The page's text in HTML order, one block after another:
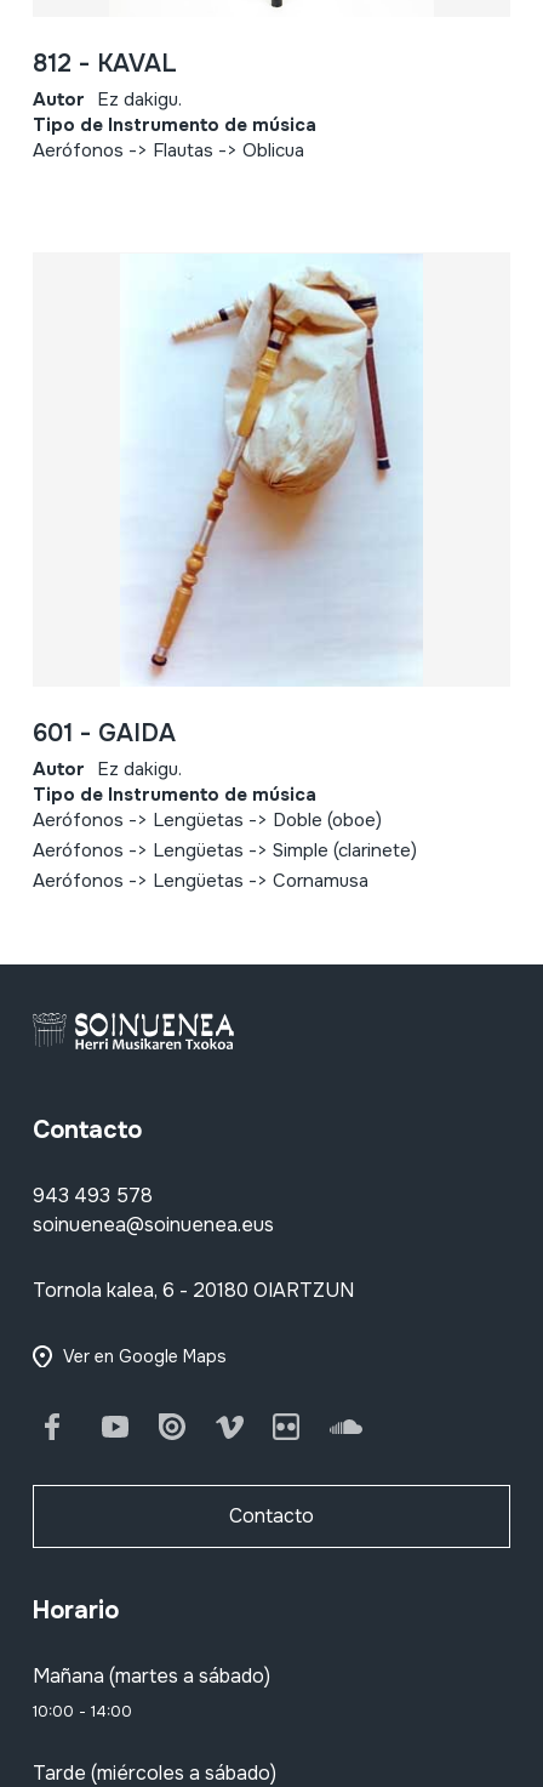
812 - KAVAL
Autor Ez dakigu.
Tipo de Instrumento de música
Aerófonos -> Flautas -> Oblicua
601 - GAIDA
Autor Ez dakigu.
Tipo de Instrumento de música
Aerófonos -> Lengüetas -> Doble (oboe)
Aerófonos -> Lengüetas -> Simple (clarinete)
Aerófonos -> Lengüetas -> Cornamusa
Contacto
943 493 578
soinuenea@soinuenea.eus
Tornola kalea, 6 - 20180 OIARTZUN
Ver en Google Maps
FacebookYoutube Issuu Vimeo Flickr SoundCloud
Contacto
Horario
Mañana (martes a sábado)
10:00 - 14:00
Tarde (miércoles a sábado)